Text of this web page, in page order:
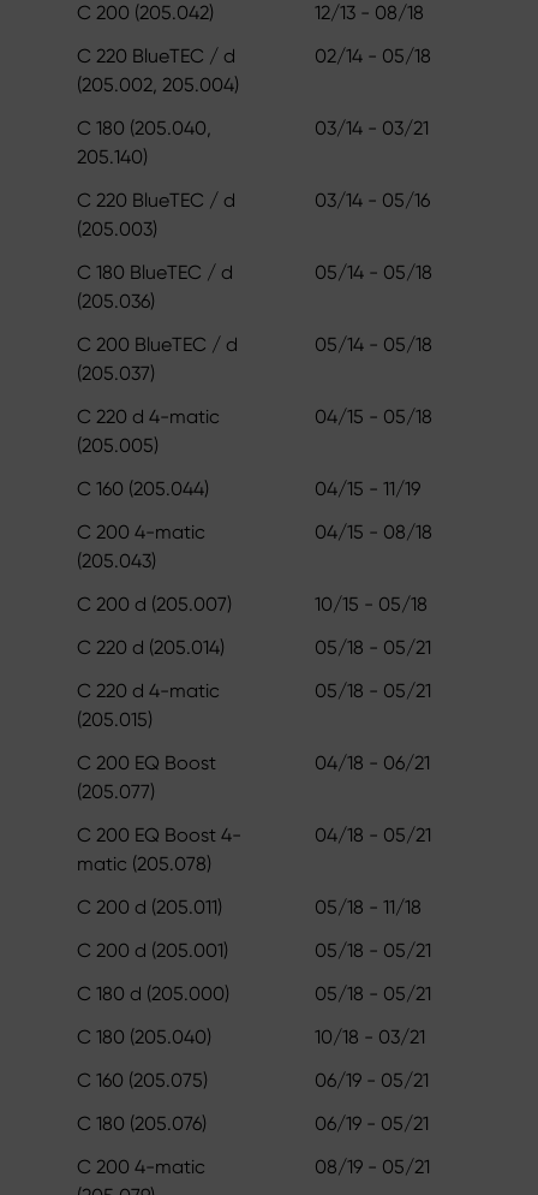
C 200 (205.042)
12/13 - 08/18
C 220 BlueTEC / d
(205.002, 205.004)
02/14 - 05/18
C 180 (205.040,
205.140)
03/14 - 03/21
C 220 BlueTEC / d
(205.003)
03/14 - 05/16
C 180 BlueTEC / d
(205.036)
05/14 - 05/18
C 200 BlueTEC / d
(205.037)
05/14 - 05/18
C 220 d 4-matic
(205.005)
04/15 - 05/18
C 160 (205.044)
04/15 - 11/19
C 200 4-matic
(205.043)
04/15 - 08/18
C 200 d (205.007)
10/15 - 05/18
C 220 d (205.014)
05/18 - 05/21
C 220 d 4-matic
(205.015)
05/18 - 05/21
C 200 EQ Boost
(205.077)
04/18 - 06/21
C 200 EQ Boost 4-
matic (205.078)
04/18 - 05/21
C 200 d (205.011)
05/18 - 11/18
C 200 d (205.001)
05/18 - 05/21
C 180 d (205.000)
05/18 - 05/21
C 180 (205.040)
10/18 - 03/21
C 160 (205.075)
06/19 - 05/21
C 180 (205.076)
06/19 - 05/21
C 200 4-matic
08/19 - 05/21